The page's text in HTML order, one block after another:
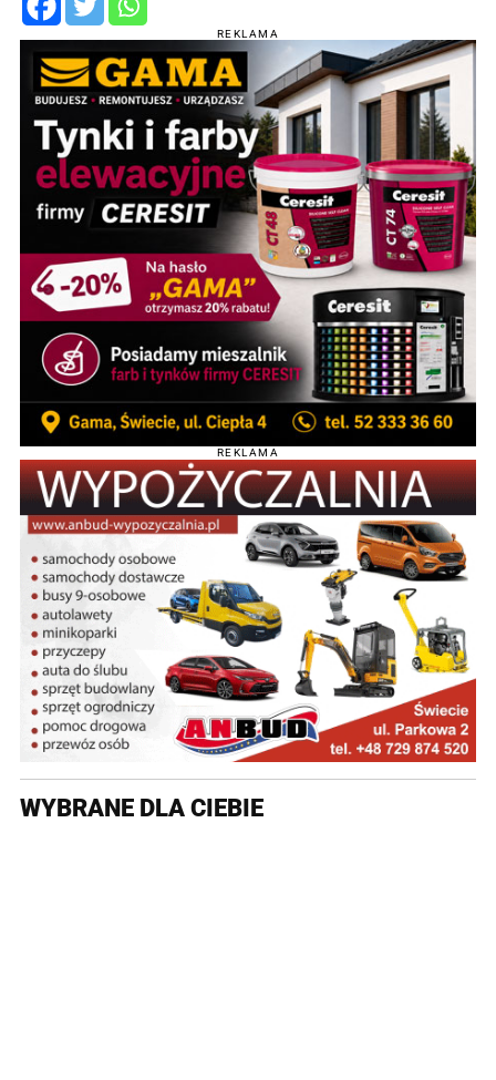
REKLAMA
REKLAMA
WYBRANE DLA CIEBIE